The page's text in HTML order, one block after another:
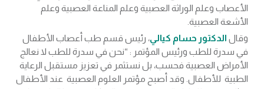
الأعصاب وعلم الوراثة العصبية وعلم المناعة العصبية وعلم
الأشعة العصبية.
وقال الدكتور حسام كيالي، رئيس قسم طب أعصاب الأطفال
في سدرة للطب ورئيس المؤتمر : “نحن في سدرة للطب لا نعالج
الأمراض العصبية فحسب، بل نستثمر في تعزيز مستقبل الرعاية
الطبية للأطفال. وقد أصبح مؤتمر العلوم العصبية عند الأطفال